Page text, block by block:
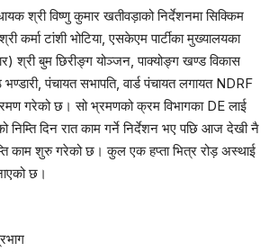
श्री विष्णु कुमार खतीवड़ाको निर्देशनमा सिक्किम
कर्मा टांशी भोटिया, एसकेएम पार्टीका मुख्यालयका
श्री बुम छिरीङ्ग योञ्जन, पाक्योङ्ग खण्ड विकास
पंचायत सभापति, वार्ड पंचायत लगायत NDRF
गरेको छ। सो भ्रमणको क्रम विभागका DE लाई
निम्ति दिन रात काम गर्ने निर्देशन भए पछि आज देखी नै
काम शुरु गरेको छ। कुल एक हप्ता भित्र रोड़ अस्थाई
छ।